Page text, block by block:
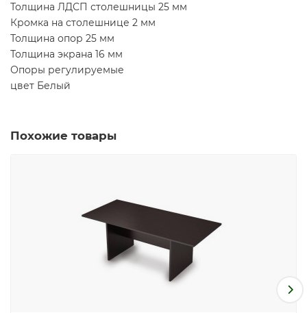
Толщина ЛДСП столешницы 25 мм
Кромка на столешнице 2 мм
Толщина опор 25 мм
Толщина экрана 16 мм
Опоры регулируемые
цвет Белый
Похожие товары